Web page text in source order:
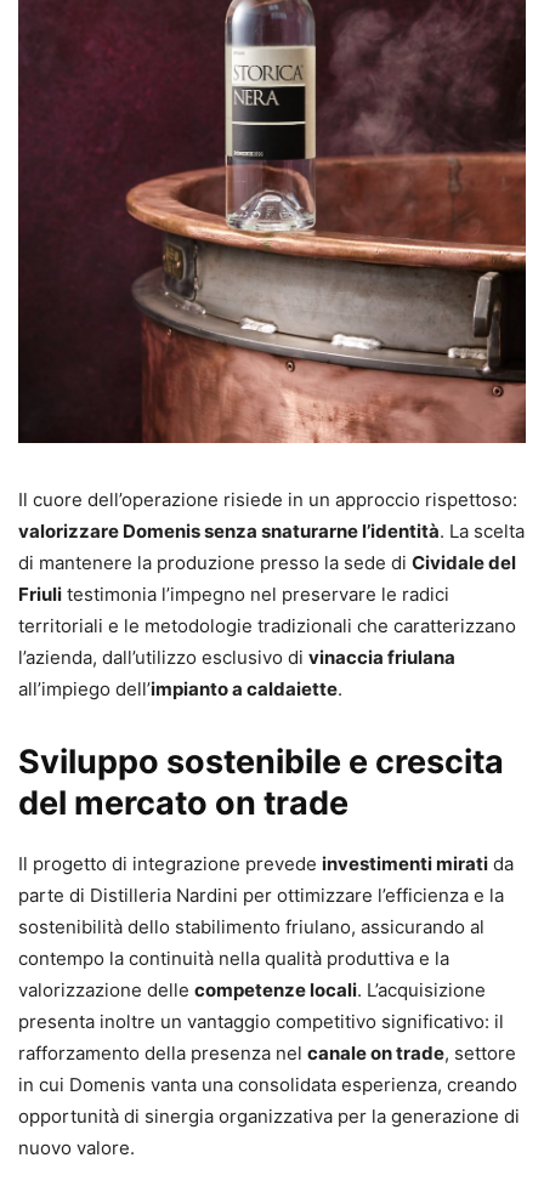
Il cuore dell’operazione risiede in un approccio rispettoso:
valorizzare Domenis senza snaturarne l’identità. La scelta
di mantenere la produzione presso la sede di Cividale del
Friuli testimonia l’impegno nel preservare le radici
territoriali e le metodologie tradizionali che caratterizzano
l’azienda, dall’utilizzo esclusivo di vinaccia friulana
all’impiego dell’impianto a caldaiette.
Sviluppo sostenibile e crescita
del mercato on trade
Il progetto di integrazione prevede investimenti mirati da
parte di Distilleria Nardini per ottimizzare l’efficienza e la
sostenibilità dello stabilimento friulano, assicurando al
contempo la continuità nella qualità produttiva e la
valorizzazione delle competenze locali. L’acquisizione
presenta inoltre un vantaggio competitivo significativo: il
rafforzamento della presenza nel canale on trade, settore
in cui Domenis vanta una consolidata esperienza, creando
opportunità di sinergia organizzativa per la generazione di
nuovo valore.